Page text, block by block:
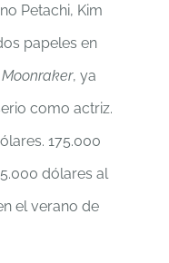
Petachi, Kim
papeles en
Moonraker, ya
como actriz.
175.000
dólares al
el verano de